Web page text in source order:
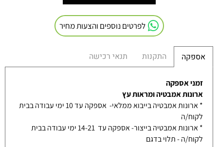
לפרטים נוספים והצעות מחיר
אספקה התקנות תנאי רכישה
זמני אספקה
ארונות אמבטיה ומראות עץ
* ארונות אמבטיה בייבוא ממלאי- אספקה עד 10 ימי עבודה בבית
לקוח/ה
* ארונות אמבטיה בייצור- אספקה עד 14-21 ימי עבודה בבית
לקוח/ה - תלוי בדגם